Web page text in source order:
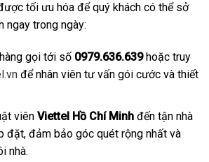
tối ưu hóa để quý khách có thể sở
ngay trong ngày:
gọi tới số 0979.636.639hoặc truy
để nhân viên tư vấn gói cước và thiết
viên Viettel Hồ Chí Minhđến tận nhà
đặt, đảm bảo góc quét rộng nhất và
nhà.